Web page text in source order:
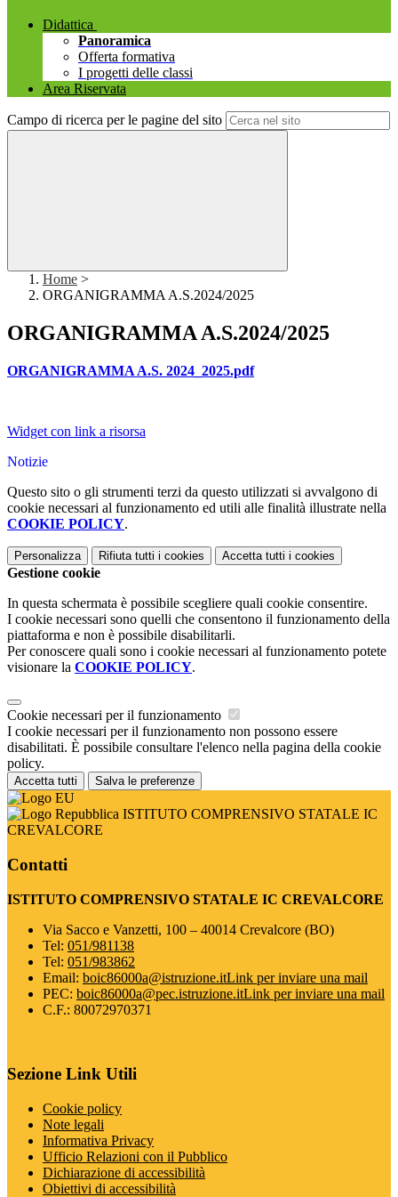
Didattica
Panoramica
Offerta formativa
I progetti delle classi
Area Riservata
Campo di ricerca per le pagine del sito
Home >
ORGANIGRAMMA A.S.2024/2025
ORGANIGRAMMA A.S.2024/2025
ORGANIGRAMMA A.S. 2024_2025.pdf
Widget con link a risorsa
Notizie
Questo sito o gli strumenti terzi da questo utilizzati si avvalgono di
cookie necessari al funzionamento ed utili alle finalità illustrate nella
COOKIE POLICY.
Personalizza Rifiuta tutti i cookies Accetta tutti i cookies
Gestione cookie
In questa schermata è possibile scegliere quali cookie consentire.
I cookie necessari sono quelli che consentono il funzionamento della
piattaforma e non è possibile disabilitarli.
Per conoscere quali sono i cookie necessari al funzionamento potete
visionare la COOKIE POLICY.
Cookie necessari per il funzionamento
I cookie necessari per il funzionamento non possono essere
disabilitati. È possibile consultare l'elenco nella pagina della cookie
policy.
Accetta tutti Salva le preferenze
ISTITUTO COMPRENSIVO STATALE IC
CREVALCORE
Contatti
ISTITUTO COMPRENSIVO STATALE IC CREVALCORE
Via Sacco e Vanzetti, 100 – 40014 Crevalcore (BO)
Tel: 051/981138
Tel: 051/983862
Email: boic86000a@istruzione.itLink per inviare una mail
PEC: boic86000a@pec.istruzione.itLink per inviare una mail
C.F.: 80072970371
Sezione Link Utili
Cookie policy
Note legali
Informativa Privacy
Ufficio Relazioni con il Pubblico
Dichiarazione di accessibilità
Obiettivi di accessibilità